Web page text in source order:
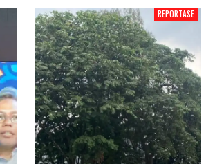
REPORTASE